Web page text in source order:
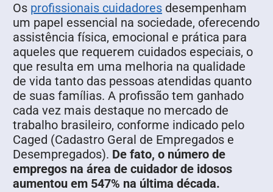
Os profissionais cuidadores desempenham
um papel essencial na sociedade, oferecendo
assistência física, emocional e prática para
aqueles que requerem cuidados especiais, o
que resulta em uma melhoria na qualidade
de vida tanto das pessoas atendidas quanto
de suas famílias. A profissão tem ganhado
cada vez mais destaque no mercado de
trabalho brasileiro, conforme indicado pelo
Caged (Cadastro Geral de Empregados e
Desempregados). De fato, o número de
empregos na área de cuidador de idosos
aumentou em 547% na última década.